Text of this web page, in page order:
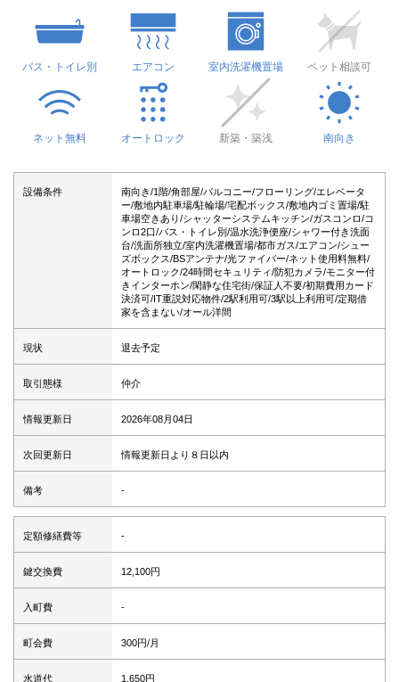
バス・トイレ別 エアコン 室内洗濯機置場 ペット相談可
ネット無料 オートロック 新築・築浅 南向き
設備条件
南向き/1階/角部屋/バルコニー/フローリング/エレベータ
ー/敷地内駐車場/駐輪場/宅配ボックス/敷地内ゴミ置場/駐
車場空きあり/シャッターシステムキッチン/ガスコンロ/コ
ンロ2口/バス・トイレ別/温水洗浄便座/シャワー付き洗面
台/洗面所独立/室内洗濯機置場/都市ガス/エアコン/シュー
ズボックス/BSアンテナ/光ファイバー/ネット使用料無料/
オートロック/24時間セキュリティ/防犯カメラ/モニター付
きインターホン/閑静な住宅街/保証人不要/初期費用カード
決済可/IT重説対応物件/2駅利用可/3駅以上利用可/定期借
家を含まない/オール洋間
現状 退去予定
取引態様 仲介
情報更新日 2026年08月04日
次回更新日 情報更新日より８日以内
備考 -
定額修繕費等 -
鍵交換費 12,100円
入町費 -
町会費 300円/月
水道代 1,650円